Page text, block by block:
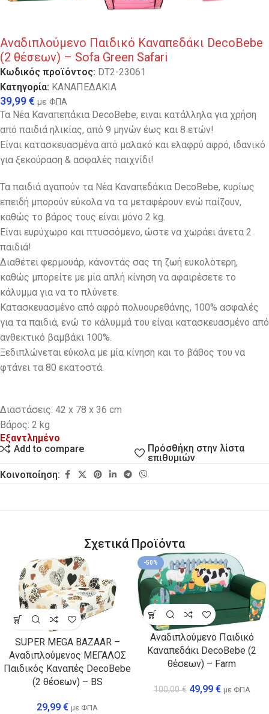
Αναδιπλούμενο Παιδικό Καναπεδάκι DecoBebe
(2 θέσεων) – Sofa Green Safari
Κωδικός προϊόντος: DT2-23061
Κατηγορία: ΚΑΝΑΠΕΔΑΚΙΑ
39,99€ με ΦΠΑ
Τα Νέα Καναπεπάκια DecoBebe, ειναι κατάλληλα για χρήση
από παιδιά ηλικίας, από 9 μηνών έως και 8 ετών!
Είναι κατασκευασμένα από μαλακό και ελαφρύ αφρό, ιδανικό
για ξεκούραση & ασφαλές παιχνίδι!
Τα παιδιά αγαπούν τα Νέα Καναπεδάκια DecoBebe, κυρίως
επειδή μπορούν εύκολα να τα μεταφέρουν ενώ παίζουν,
καθώς το βάρος τους είναι μόνο 2 kg.
Eίναι ευρύχωρο και πτυσσόμενο, ώστε να χωράει άνετα 2
παιδιά!
Διαθέτει φερμουάρ, κάνοντάς σας τη ζωή ευκολότερη,
καθώς μπορείτε με μία απλή κίνηση να αφαιρέσετε το
κάλυμμα για να το πλύνετε.
Κατασκευασμένο από αφρό πολυουρεθάνης, 100% ασφαλές
για τα παιδιά, ενώ το κάλυμμά του είναι κατασκευασμένο από
ανθεκτικό βαμβάκι 100%.
Ξεδιπλώνεται εύκολα με μία κίνηση και το βάθος του να
φτάνει τα 80 εκατοστά.
Διαστάσεις: 42 x 78 x 36 cm
Βάρος: 2 kg
Εξαντλημένο
Add to compare
Πρόσθήκη στην λίστα
επιθυμιών
Κοινοποίηση:
Σχετικά Προϊόντα
SUPER MEGA BAZAAR –
Αναδιπλούμενος ΜΕΓΑΛΟΣ
Παιδικός Καναπές DecoBebe
(2 θέσεων) – BS
29,99 € με ΦΠΑ
-50%
Αναδιπλούμενο Παιδικό
Καναπεδάκι DecoBebe (2
θέσεων) – Farm
100,00€ 49,99 € με ΦΠΑ